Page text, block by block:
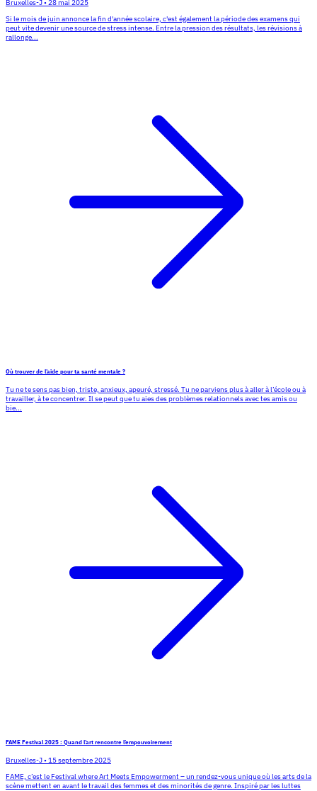
Bruxelles-J•28 mai 2025
Si le mois de juin annonce la fin d'année scolaire, c'est également la période des examens qui
peut vite devenir une source de stress intense. Entre la pression des résultats, les révisions à
rallonge...
Où trouver de l’aide pour ta santé mentale ?
Tu ne te sens pas bien, triste, anxieux, apeuré, stressé. Tu ne parviens plus à aller à l’école ou à
travailler, à te concentrer. Il se peut que tu aies des problèmes relationnels avec tes amis ou
bie...
FAME Festival 2025 : Quand l’art rencontre l’empouvoirement
Bruxelles-J•15 septembre 2025
FAME, c’est le Festival where Art Meets Empowerment – un rendez-vous unique où les arts de la
scène mettent en avant le travail des femmes et des minorités de genre. Inspiré par les luttes